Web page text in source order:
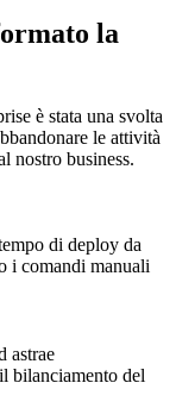
la
è stata una svolta
le attività
nostro business.
di deploy da
i comandi manuali
astrae
bilanciamento del